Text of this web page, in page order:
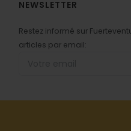
NEWSLETTER
Restez informé sur
articles par email: